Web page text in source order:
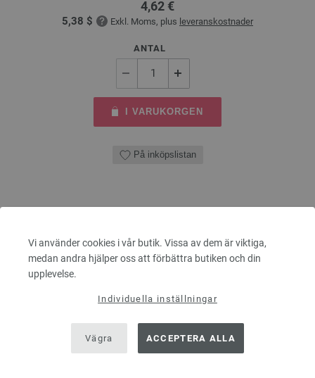
Vi använder cookies i vår butik. Vissa av dem är viktiga,
medan andra hjälper oss att förbättra butiken och din
upplevelse.
Individuella inställningar
Vägra ACCEPTERA ALLA
4,62 €
5,38 $ Exkl. Moms, plus leveranskostnader
ANTAL
I VARUKORGEN
På inköpslistan